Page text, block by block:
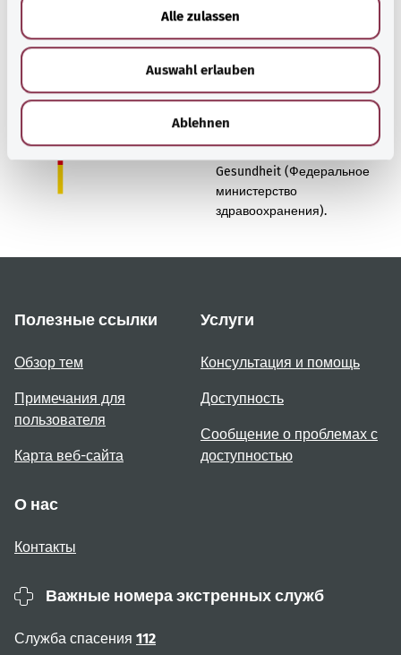
Alle zulassen
Auswahl erlauben
Ablehnen
Наверх
Сервис министерства
Bundesministerium für
Gesundheit (Федеральное
министерство
здравоохранения).
Полезные ссылки
Обзор тем
Примечания для
пользователя
Карта веб-сайта
Услуги
Консультация и помощь
Доступность
Сообщение о проблемах с
доступностью
О нас
Контакты
Важные номера экстренных служб
Служба спасения 112